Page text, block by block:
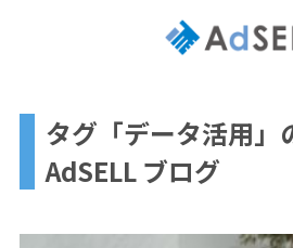
タグ「データ活用」
AdSELL ブログ